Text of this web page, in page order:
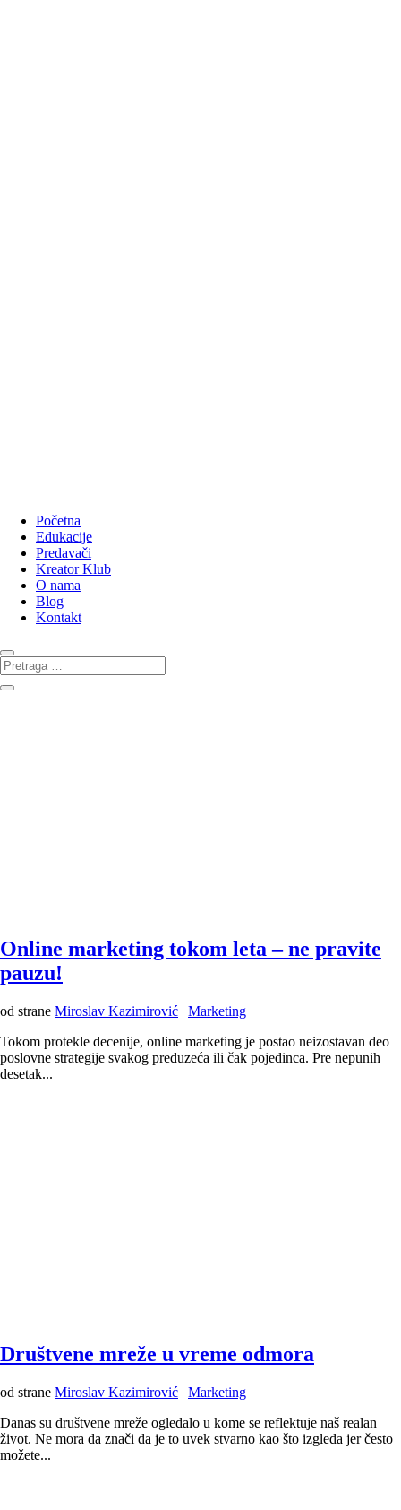
Početna
Edukacije
Predavači
Kreator Klub
O nama
Blog
Kontakt
Online marketing tokom leta – ne pravite
pauzu!
od strane Miroslav Kazimirović | Marketing
Tokom protekle decenije, online marketing je postao neizostavan deo
poslovne strategije svakog preduzeća ili čak pojedinca. Pre nepunih
desetak...
Društvene mreže u vreme odmora
od strane Miroslav Kazimirović | Marketing
Danas su društvene mreže ogledalo u kome se reflektuje naš realan
život. Ne mora da znači da je to uvek stvarno kao što izgleda jer često
možete...